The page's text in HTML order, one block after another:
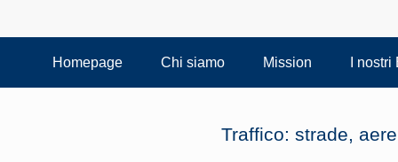
Homepage Chi siamo Mission I
Traffico: strade,